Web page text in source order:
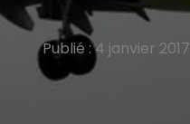
Publié : 4 janvier